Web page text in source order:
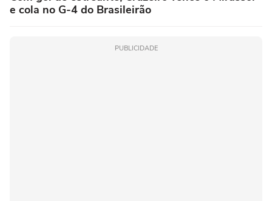
e cola no G-4 do Brasileirão
PUBLICIDADE